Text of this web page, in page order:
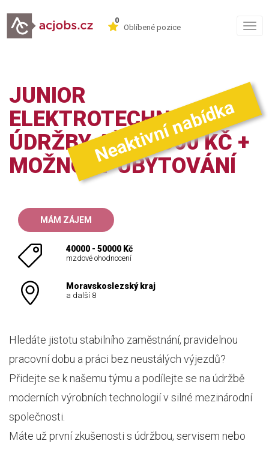
0
Oblíbené pozice
JUNIOR
ELEKTROTECHNIK
ÚDRŽBY AŽ 50 000 KČ +
MOŽNOST UBYTOVÁNÍ
Neaktivní nabídka
MÁM ZÁJEM
40000 - 50000 Kč
mzdové ohodnocení
Moravskoslezský kraj
a další 8
Hledáte jistotu stabilního zaměstnání, pravidelnou
pracovní dobu a práci bez neustálých výjezdů?
Přidejte se k našemu týmu a podílejte se na údržbě
moderních výrobních technologií v silné mezinárodní
společnosti.
Máte už první zkušenosti s údržbou, servisem nebo